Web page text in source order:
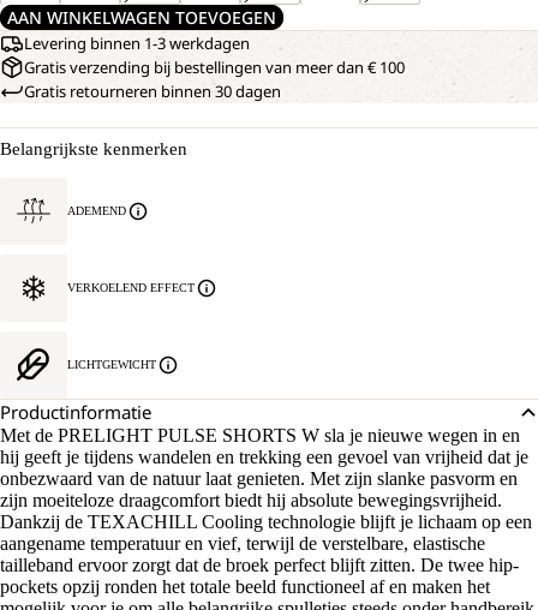
AAN WINKELWAGEN TOEVOEGEN
Levering binnen 1-3 werkdagen
Gratis verzending bij bestellingen van meer dan € 100
Gratis retourneren binnen 30 dagen
Belangrijkste kenmerken
ADEMEND
VERKOELEND EFFECT
LICHTGEWICHT
Productinformatie
Met de PRELIGHT PULSE SHORTS W sla je nieuwe wegen in en
hij geeft je tijdens wandelen en trekking een gevoel van vrijheid dat je
onbezwaard van de natuur laat genieten. Met zijn slanke pasvorm en
zijn moeiteloze draagcomfort biedt hij absolute bewegingsvrijheid.
Dankzij de TEXACHILL Cooling technologie blijft je lichaam op een
aangename temperatuur en vief, terwijl de verstelbare, elastische
tailleband ervoor zorgt dat de broek perfect blijft zitten. De twee hip-
pockets opzij ronden het totale beeld functioneel af en maken het